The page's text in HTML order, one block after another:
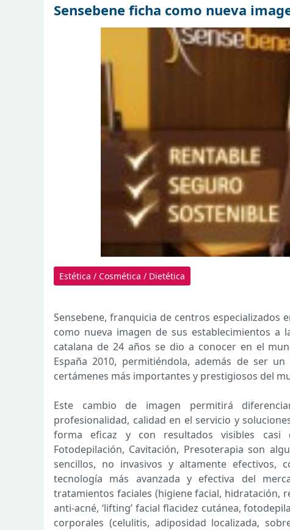
Sensebene ficha como nueva
Estética / Cosmética / Dietética
Sensebene, franquicia de centros especializados
como nueva imagen de sus establecimientos a
catalana de 24 años se dio a conocer en el
España 2010, permitiéndola, además de ser
certámenes más importantes y prestigiosos del
Este cambio de imagen permitirá
profesionalidad, calidad en el servicio y
forma eficaz y con resultados visibles casi
Fotodepilación, Cavitación, Presoterapia son
sencillos, no invasivos y altamente
tecnología más avanzada y efectiva del
tratamientos faciales (higiene facial, hidratación,
anti-acné, ‘lifting’ facial flacidez cutánea,
corporales (celulitis, adiposidad localizada,